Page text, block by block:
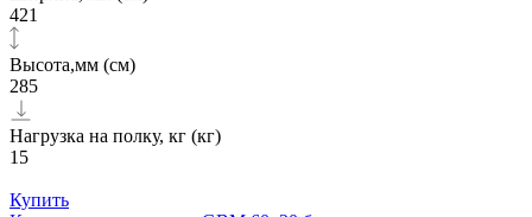
421
Высота,мм (см)
285
Нагрузка на полку, кг (кг)
15
Купить